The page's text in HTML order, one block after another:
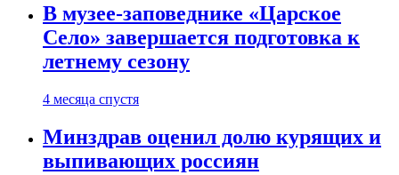
В музее-заповеднике «Царское
Село» завершается подготовка к
летнему сезону
4 месяца спустя
Минздрав оценил долю курящих и
выпивающих россиян